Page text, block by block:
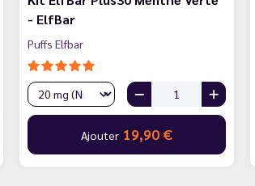
- ElfBar
Puffs Elfbar
Ajouter 19,90 €